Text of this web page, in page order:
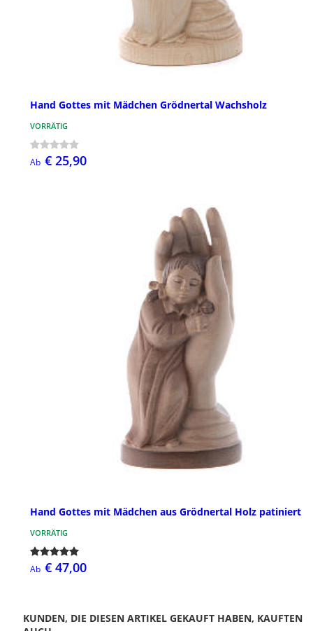
Hand Gottes mit Mädchen Grödnertal Wachsholz
VORRÄTIG
Ab € 25,90
Hand Gottes mit Mädchen aus Grödnertal Holz patiniert
VORRÄTIG
Ab € 47,00
KUNDEN, DIE DIESEN ARTIKEL GEKAUFT HABEN, KAUFTEN